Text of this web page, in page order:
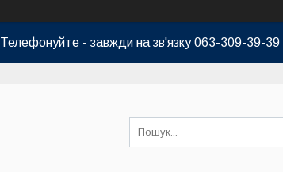
Телефонуйте - завжди на зв'язку 063-309-39-39